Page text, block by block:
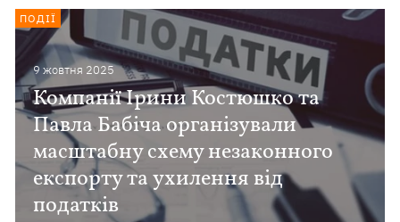
9 жовтня 2025
Компанії Ірини Костюшко та
Павла Бабіча організували
масштабну схему незаконного
експорту та ухилення від
податків
ПОДІЇ